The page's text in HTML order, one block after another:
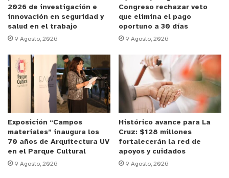
cultura, así que invitamos a todos y todas a que
sean parte de este gran festejo junto a
destacadas agrupaciones invitadas;, comentó
Carlos Carmona Bermúdez, director de Cultura de
la Municipalidad de Quillota.
2026 de investigación e
innovación en seguridad y
salud en el trabajo
9 Agosto, 2026
Congreso rechazar veto
que elimina el pago
oportuno a 30 días
9 Agosto, 2026
Exposición “Campos
materiales” inaugura los
70 años de Arquitectura UV
en el Parque Cultural
9 Agosto, 2026
Histórico avance para La
Cruz: $128 millones
fortalecerán la red de
apoyos y cuidados
9 Agosto, 2026